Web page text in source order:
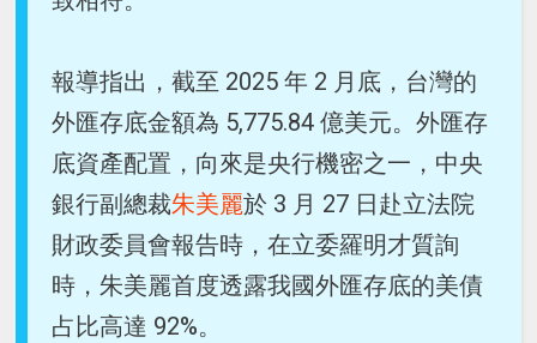
報導指出，截至 2025 年 2 月底，台灣的
外匯存底金額為 5,775.84 億美元。外匯存
底資產配置，向來是央行機密之一，中央
銀行副總裁朱美麗於 3 月 27 日赴立法院
財政委員會報告時，在立委羅明才質詢
時，朱美麗首度透露我國外匯存底的美債
占比高達 92%。